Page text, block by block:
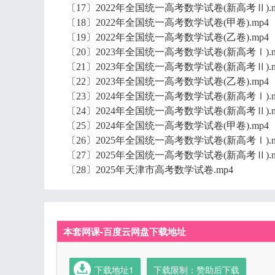
〔17〕2022年全国统一高考数学试卷(新高考
〔18〕2022年全国统一高考数学试卷(甲卷).mp4
〔19〕2022年全国统一高考数学试卷(乙卷).mp4
〔20〕2023年全国统一高考数学试卷(新高考
〔21〕2023年全国统一高考数学试卷(新高考
〔22〕2023年全国统一高考数学试卷(乙卷).mp4
〔23〕2024年全国统一高考数学试卷(新高考
〔24〕2024年全国统一高考数学试卷(新高考
〔25〕2024年全国统一高考数学试卷(甲卷).mp4
〔26〕2025年全国统一高考数学试卷(新高考
〔27〕2025年全国统一高考数学试卷(新高考
〔28〕2025年天津市高考数学试卷.mp4
本套网课-百度云网盘下载地址
下载地址1 下载限制：赞助后下载